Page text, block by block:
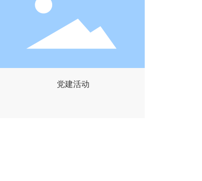
党建活动